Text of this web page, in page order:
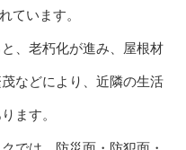
ています。
、老朽化が進み、屋根材
などにより、近隣の生活
ます。